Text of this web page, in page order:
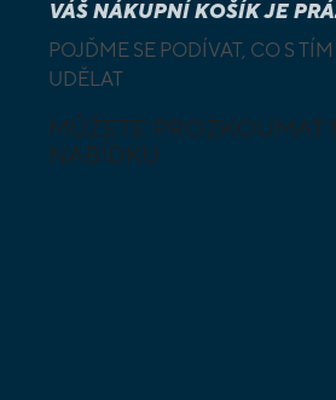
VÁŠ NÁKUPNÍ KOŠÍK JE
POJĎME SE PODÍVAT, CO S
UDĚLAT
MŮŽETE PROZKOUMAT
NABÍDKU